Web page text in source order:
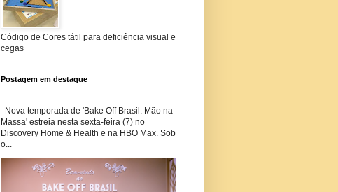
Código de Cores tátil para deficiência visual e
cegas
Postagem em destaque
Nova temporada de 'Bake Off Brasil: Mão na
Massa' estreia nesta sexta-feira (7) no
Discovery Home & Health e na HBO Max. Sob
o...